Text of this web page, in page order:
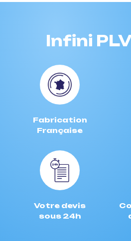
Infini
Fabrication
Française
Votre devis
sous 24h